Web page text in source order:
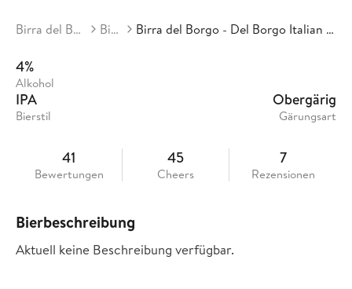
Birra del Borgo Biere Birra del Borgo - Del Borgo Italian Pale Ale
4%
Alkohol
IPA
Bierstil
Obergärig
Gärungsart
41
Bewertungen
45
Cheers
7
Rezensionen
Bierbeschreibung
Aktuell keine Beschreibung verfügbar.